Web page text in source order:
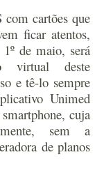
cartões que
ficar atentos,
de maio, será
virtual deste
e tê-lo sempre
Unimed
cuja
sem a
de planos